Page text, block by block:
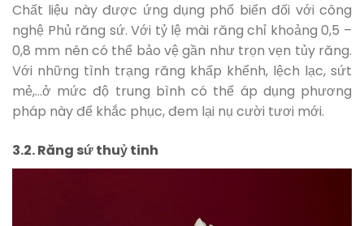
Chất liệu này được ứng dụng phổ biến đối với công
nghệ Phủ răng sứ. Với tỷ lệ mài răng chỉ khoảng 0,5 –
0,8 mm nên có thể bảo vệ gần như trọn vẹn tủy răng.
Với những tình trạng răng khấp khểnh, lệch lạc, sứt
mẻ,…ở mức độ trung bình có thể áp dụng phương
pháp này để khắc phục, đem lại nụ cười tươi mới.
3.2. Răng sứ thuỷ tinh